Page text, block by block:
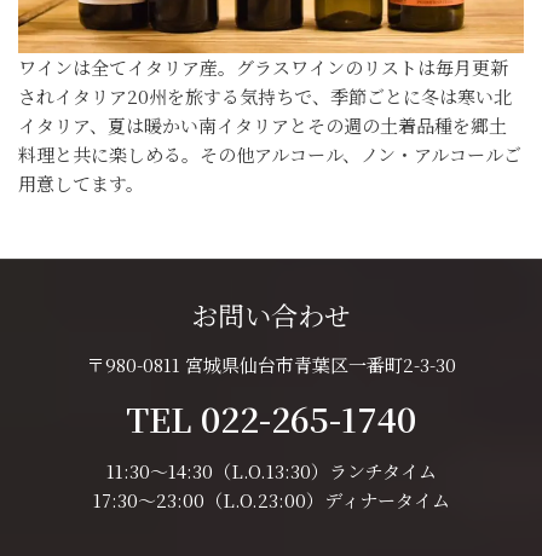
ワインは全てイタリア産。グラスワインのリストは毎月更新
されイタリア20州を旅する気持ちで、季節ごとに冬は寒い北
イタリア、夏は暖かい南イタリアとその週の土着品種を郷土
料理と共に楽しめる。その他アルコール、ノン・アルコールご
用意してます。
お問い合わせ
〒980-0811 宮城県仙台市青葉区一番町2-3-30
TEL 022-265-1740
11:30～14:30（L.O.13:30）ランチタイム
17:30～23:00（L.O.23:00）ディナータイム